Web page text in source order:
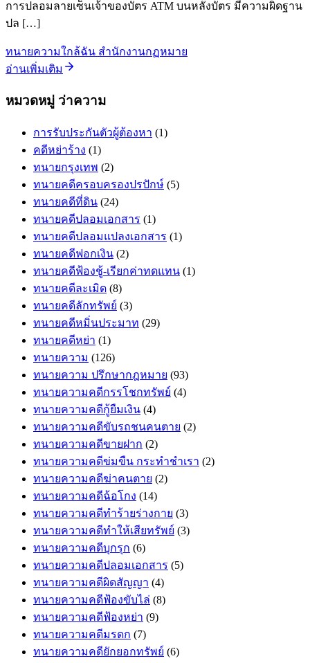
การปลอมลายเซ็นเจ้าของบัตร ATM บนหลังบัตร มีความผิดฐาน
ปล […]
ทนายความใกล้ฉัน สำนักงานกฏหมาย
อ่านเพิ่มเติม
หมวดหมู่ ว่าความ
การรับประกันตัวผู้ต้องหา (1)
คดีหย่าร้าง (1)
ทนายกรุงเทพ (2)
ทนายคดีครอบครองปรปักษ์ (5)
ทนายคดีที่ดิน (24)
ทนายคดีปลอมเอกสาร (1)
ทนายคดีปลอมแปลงเอกสาร (1)
ทนายคดีฟอกเงิน (2)
ทนายคดีฟ้องชู้-เรียกค่าทดแทน (1)
ทนายคดีละเมิด (8)
ทนายคดีลักทรัพย์ (3)
ทนายคดีหมิ่นประมาท (29)
ทนายคดีหย่า (1)
ทนายความ (126)
ทนายความ ปรึกษากฎหมาย (93)
ทนายความคดีกรรโชกทรัพย์ (4)
ทนายความคดีกู้ยืมเงิน (4)
ทนายความคดีขับรถชนคนตาย (2)
ทนายความคดีขายฝาก (2)
ทนายความคดีข่มขืน กระทำชำเรา (2)
ทนายความคดีฆ่าคนตาย (2)
ทนายความคดีฉ้อโกง (14)
ทนายความคดีทำร้ายร่างกาย (3)
ทนายความคดีทำให้เสียทรัพย์ (3)
ทนายความคดีบุกรุก (6)
ทนายความคดีปลอมเอกสาร (5)
ทนายความคดีผิดสัญญา (4)
ทนายความคดีฟ้องขับไล่ (8)
ทนายความคดีฟ้องหย่า (9)
ทนายความคดีมรดก (7)
ทนายความคดียักยอกทรัพย์ (6)